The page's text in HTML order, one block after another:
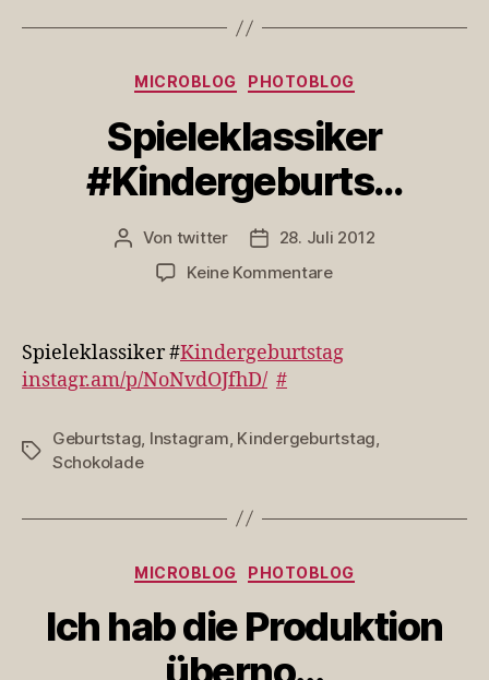
Kategorien
MICROBLOG PHOTOBLOG
Spieleklassiker
#Kindergeburts…
Beitragsautor
Von twitter Veröffentlichungsdatum
28. Juli 2012
Keine Kommentarezu
Spieleklassiker #Kindergeburtstag
instagr.am/p/NoNvdOJfhD/ #
Schlagwörter
Geburtstag, Instagram, Kindergeburtstag,
Schokolade
Kategorien
MICROBLOG PHOTOBLOG
Ich hab die Produktion